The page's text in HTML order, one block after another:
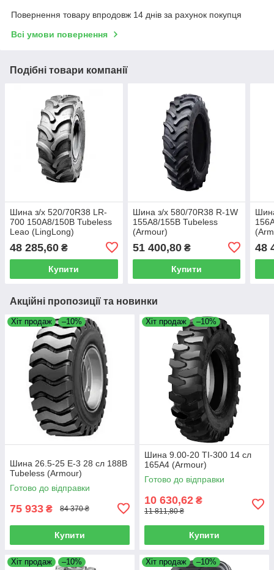
Повернення товару впродовж 14 днів за рахунок покупця
Всі умови повернення
Подібні товари компанії
Шина з/х 520/70R38 LR-
700 150A8/150B Tubeless
Leao (LingLong)
48 285,60 ₴
Купити
Шина з/х 580/70R38 R-1W
155A8/155B Tubeless
(Armour)
51 400,80₴
Купити
48
Акційні пропозиції та новинки
Хіт продаж –10%
Шина 26.5-25 E-3 28 сл 188B
Tubeless (Armour)
Готово до відправки
75 933 ₴ 84 370 ₴
Купити
Хіт продаж –10%
Шина 9.00-20 TI-300 14 сл
165А4 (Armour)
Готово до відправки
10 630,62 ₴
11 811,80 ₴
Купити
Хіт продаж –10% Хіт продаж –10%